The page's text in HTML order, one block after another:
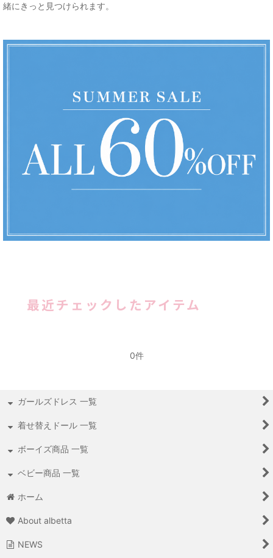
緒にきっと見つけられます。
最近チェックしたアイテム
0件
ガールズドレス 一覧
着せ替えドール 一覧
ボーイズ商品 一覧
ベビー商品 一覧
ホーム
About albetta
NEWS